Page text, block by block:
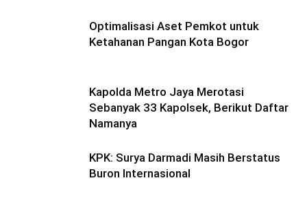
Optimalisasi Aset Pemkot untuk
Ketahanan Pangan Kota Bogor
Kapolda Metro Jaya Merotasi
Sebanyak 33 Kapolsek, Berikut Daftar
Namanya
KPK: Surya Darmadi Masih Berstatus
Buron Internasional